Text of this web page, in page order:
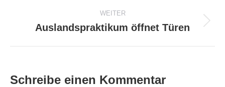
WEITER
Nächster
Auslandspraktikum öffnet Türen
Schreibe einen Kommentar